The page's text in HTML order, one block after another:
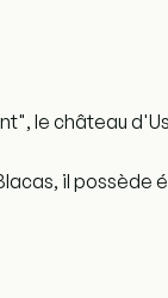
le château
il possède